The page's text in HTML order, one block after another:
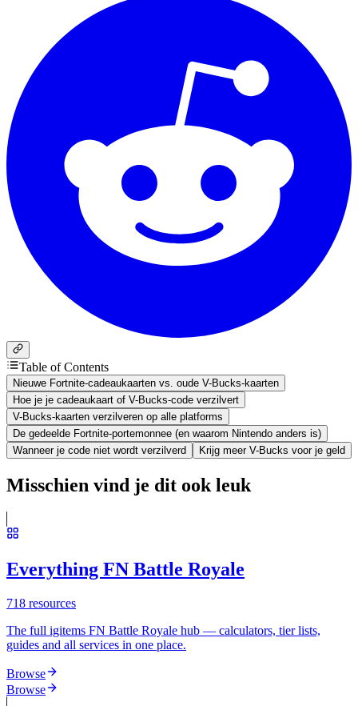
Table of Contents
Nieuwe Fortnite-cadeaukaarten vs. oude V-Bucks-kaarten
Hoe je je cadeaukaart of V-Bucks-code verzilvert
V-Bucks-kaarten verzilveren op alle platforms
De gedeelde Fortnite-portemonnee (en waarom Nintendo anders is)
Wanneer je code niet wordt verzilverd
Krijg meer V-Bucks voor je geld
Misschien vind je dit ook leuk
Everything FN Battle Royale
718 resources
The full igitems FN Battle Royale hub — calculators, tier lists,
guides and all services in one place.
Browse
Browse